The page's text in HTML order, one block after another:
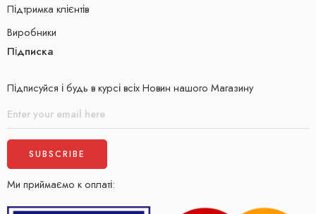
Підтримка клієнтів
Виробники
Підписка
Підписуйся і будь в курсі всіх Новин нашого Магазину
Ми приймаємо к оплаті: